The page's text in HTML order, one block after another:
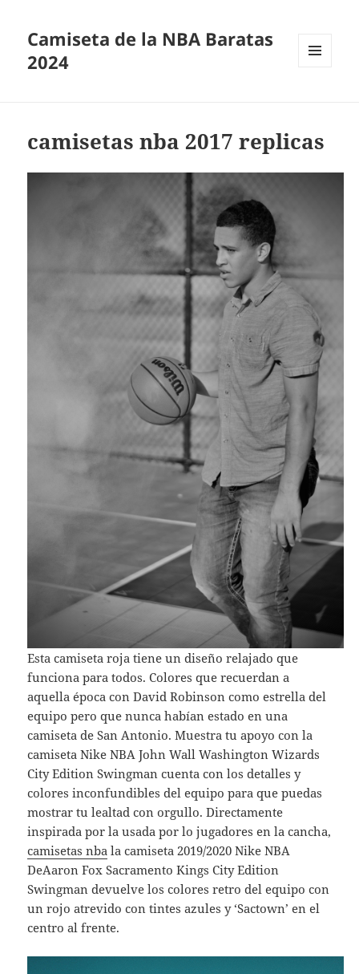
Camiseta de la NBA Baratas
2024
camisetas nba 2017 replicas
Esta camiseta roja tiene un diseño relajado que
funciona para todos. Colores que recuerdan a
aquella época con David Robinson como estrella del
equipo pero que nunca habían estado en una
camiseta de San Antonio. Muestra tu apoyo con la
camiseta Nike NBA John Wall Washington Wizards
City Edition Swingman cuenta con los detalles y
colores inconfundibles del equipo para que puedas
mostrar tu lealtad con orgullo. Directamente
inspirada por la usada por lo jugadores en la cancha,
camisetas nba la camiseta 2019/2020 Nike NBA
DeAaron Fox Sacramento Kings City Edition
Swingman devuelve los colores retro del equipo con
un rojo atrevido con tintes azules y ‘Sactown’ en el
centro al frente.